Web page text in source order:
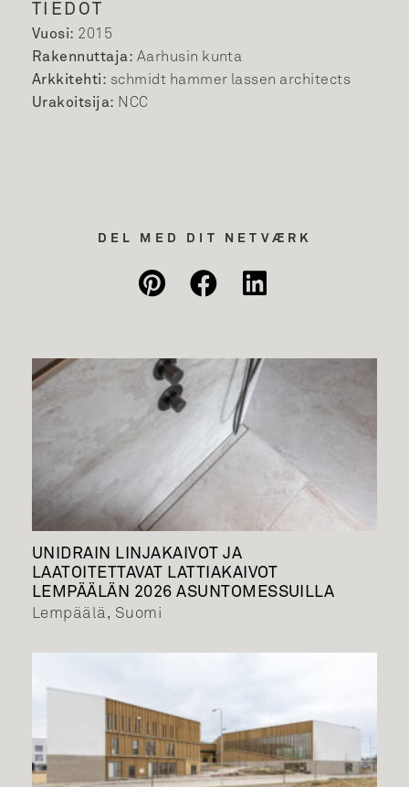
TIEDOT
Vuosi: 2015
Rakennuttaja: Aarhusin kunta
Arkkitehti: schmidt hammer lassen architects
Urakoitsija: NCC
DEL MED DIT NETVÆRK
UNIDRAIN LINJAKAIVOT JA
LAATOITETTAVAT LATTIAKAIVOT
LEMPÄÄLÄN 2026 ASUNTOMESSUILLA
Lempäälä, Suomi